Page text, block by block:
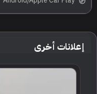
إعلانات أخرى